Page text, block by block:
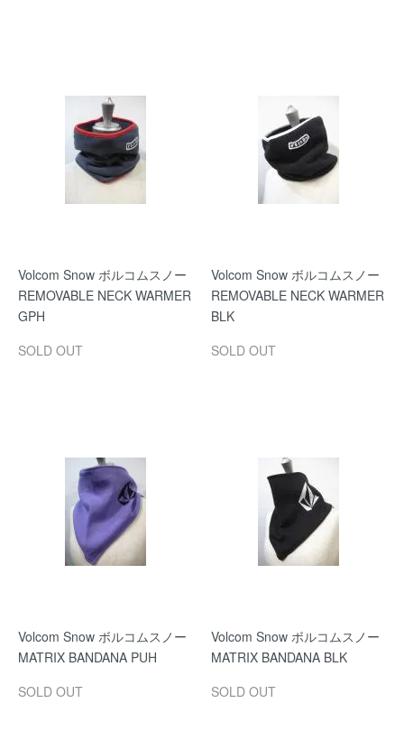
Volcom Snow ボルコムスノー
REMOVABLE NECK WARMER
GPH
SOLD OUT
Volcom Snow ボルコムスノー
REMOVABLE NECK WARMER
BLK
SOLD OUT
Volcom Snow ボルコムスノー
MATRIX BANDANA PUH
SOLD OUT
Volcom Snow ボルコムスノー
MATRIX BANDANA BLK
SOLD OUT